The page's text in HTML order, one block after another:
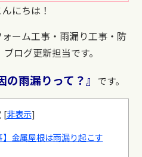
にちは！
ーム工事・雨漏り工事・防
ログ更新担当です。
の雨漏りって？』 です。
[非表示]
金属屋根は雨漏り起こす